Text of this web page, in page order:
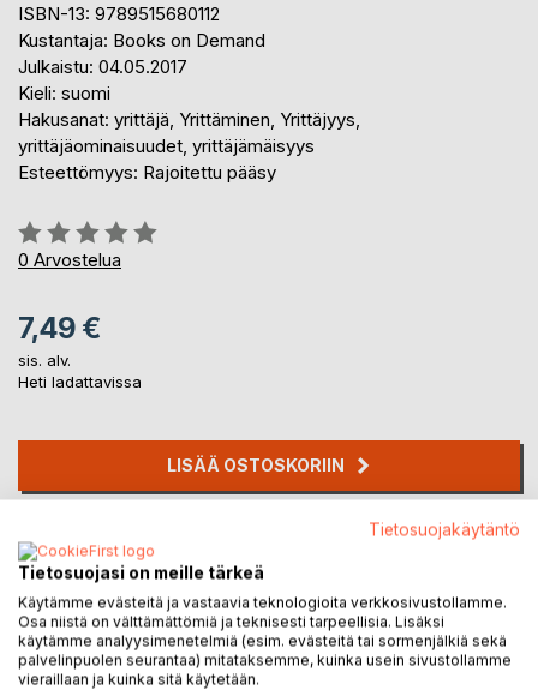
ISBN-13: 9789515680112
Kustantaja: Books on Demand
Julkaistu: 04.05.2017
Kieli: suomi
Hakusanat: yrittäjä, Yrittäminen, Yrittäjyys,
yrittäjäominaisuudet, yrittäjämäisyys
Esteettömyys: Rajoitettu pääsy
Arvostelu::
0%
0 Arvostelua
7,49 €
sis. alv.
Heti ladattavissa
LISÄÄ OSTOSKORIIN
Arvostele tuote
Tietosuojakäytäntö
Tietosuojasi on meille tärkeä
Käytämme evästeitä ja vastaavia teknologioita verkkosivustollamme.
Osa niistä on välttämättömiä ja teknisesti tarpeellisia. Lisäksi
käytämme analyysimenetelmiä (esim. evästeitä tai sormenjälkiä sekä
palvelinpuolen seurantaa) mitataksemme, kuinka usein sivustollamme
vieraillaan ja kuinka sitä käytetään.